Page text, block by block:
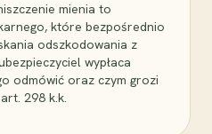
mienia to
które bezpośrednio
odszkodowania z
wypłaca
odmówić oraz czym grozi
298 k.k.